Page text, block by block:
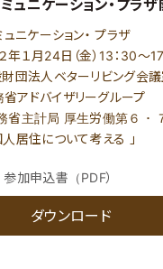
ュニケーション・プラ
ニケーション・ プラザ
１月24日（金）13：30～
団法人ベターリビング会議
アドバイザリーグループ
主計局 厚生労働第６ ･
人居住について考える 」
加申込書（PDF）
ダウンロード